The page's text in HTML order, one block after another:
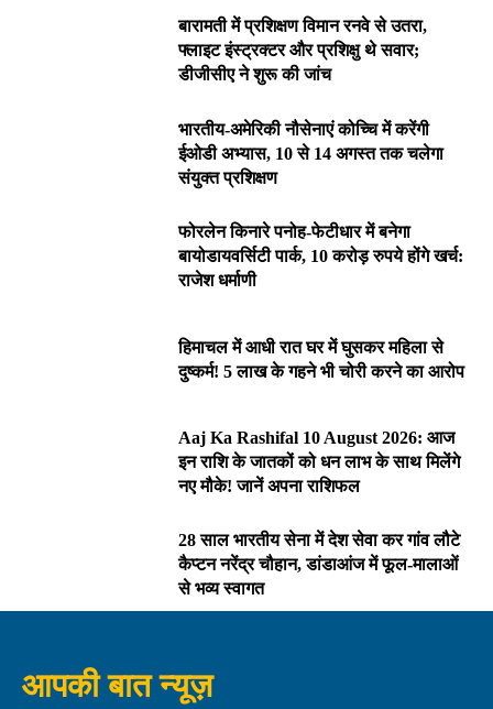
बारामती में प्रशिक्षण विमान रनवे से उतरा,
फ्लाइट इंस्ट्रक्टर और प्रशिक्षु थे सवार;
डीजीसीए ने शुरू की जांच
भारतीय-अमेरिकी नौसेनाएं कोच्चि में करेंगी
ईओडी अभ्यास, 10 से 14 अगस्त तक चलेगा
संयुक्त प्रशिक्षण
फोरलेन किनारे पनोह-फेटीधार में बनेगा
बायोडायवर्सिटी पार्क, 10 करोड़ रुपये होंगे खर्च:
राजेश धर्माणी
हिमाचल में आधी रात घर में घुसकर महिला से
दुष्कर्म! 5 लाख के गहने भी चोरी करने का आरोप
Aaj Ka Rashifal 10 August 2026: आज
इन राशि के जातकों को धन लाभ के साथ मिलेंगे
नए मौके! जानें अपना राशिफल
28 साल भारतीय सेना में देश सेवा कर गांव लौटे
कैप्टन नरेंद्र चौहान, डांडाआंज में फूल-मालाओं
से भव्य स्वागत
आपकी बात न्यूज़